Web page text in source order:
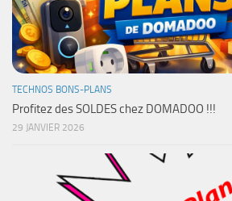
TECHNOS BONS-PLANS
Profitez des SOLDES chez DOMADOO !!!
29 JANVIER 2026